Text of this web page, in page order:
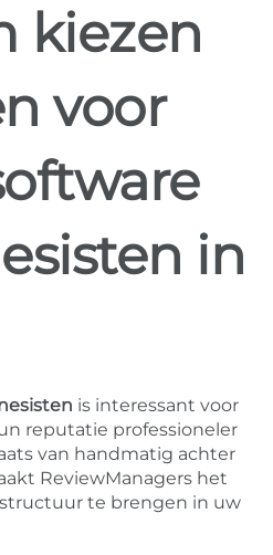
kiezen
voor
in
is interessant voor
reputatie professioneler
van handmatig achter
ReviewManagers het
te brengen in uw